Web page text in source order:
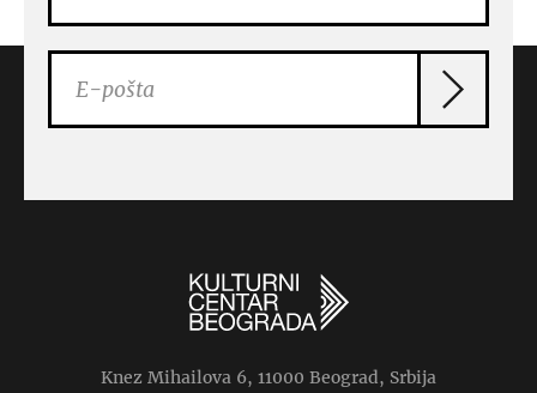
Knez Mihailova 6, 11000 Beograd, Srbija